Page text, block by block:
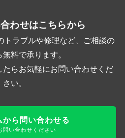
わせはこちらから
トラブルや修理など、ご相談の
料で承ります。
たらお気軽にお問い合わせくだ
さい。
から問い合わせる
問い合わせください